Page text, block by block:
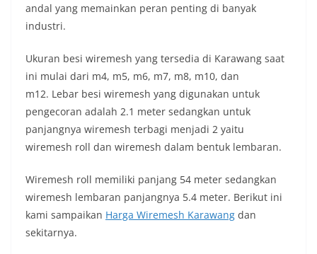
andal yang memainkan peran penting di banyak
industri.
Ukuran besi wiremesh yang tersedia di Karawang saat
ini mulai dari m4, m5, m6, m7, m8, m10, dan
m12. Lebar besi wiremesh yang digunakan untuk
pengecoran adalah 2.1 meter sedangkan untuk
panjangnya wiremesh terbagi menjadi 2 yaitu
wiremesh roll dan wiremesh dalam bentuk lembaran.
Wiremesh roll memiliki panjang 54 meter sedangkan
wiremesh lembaran panjangnya 5.4 meter. Berikut ini
kami sampaikan Harga Wiremesh Karawang dan
sekitarnya.